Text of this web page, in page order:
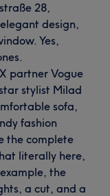
16
56
28,
design,
Yes,
partner Vogue
stylist Milad
sofa,
fashion
the complete
literally here,
the
a cut, and a